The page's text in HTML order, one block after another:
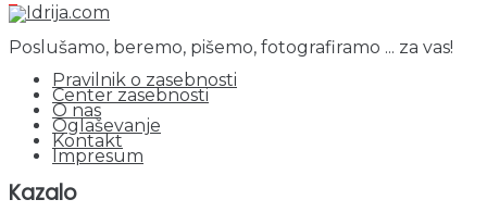
Poslušamo, beremo, pišemo, fotografiramo ... za vas!
Pravilnik o zasebnosti
Center zasebnosti
O nas
Oglaševanje
Kontakt
Impresum
Kazalo